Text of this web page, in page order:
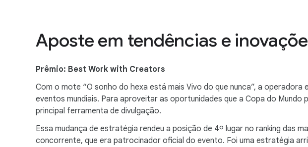
Aposte em tendências e
Prêmio: Best Work with Creators
Com o mote “O sonho do hexa está mais Vivo do que nunca”, a
eventos mundiais. Para aproveitar as oportunidades que a Copa do Mundo
principal ferramenta de divulgação.
Essa mudança de estratégia rendeu a posição de 4º lugar no ranking das
concorrente, que era patrocinador oficial do evento. Foi uma estratégia